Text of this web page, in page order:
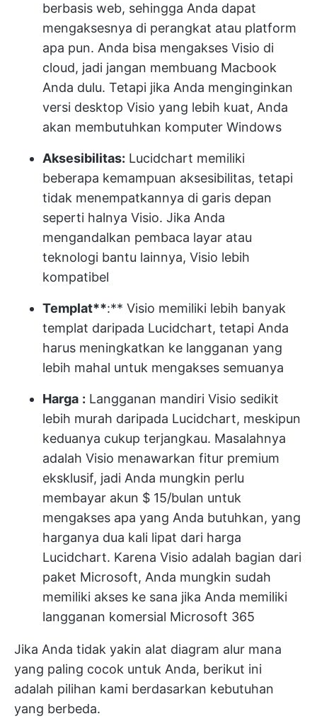
berbasis web, sehingga Anda dapat
mengaksesnya di perangkat atau platform
apa pun. Anda bisa mengakses Visio di
cloud, jadi jangan membuang Macbook
Anda dulu. Tetapi jika Anda menginginkan
versi desktop Visio yang lebih kuat, Anda
akan membutuhkan komputer Windows
Aksesibilitas: Lucidchart memiliki
beberapa kemampuan aksesibilitas, tetapi
tidak menempatkannya di garis depan
seperti halnya Visio. Jika Anda
mengandalkan pembaca layar atau
teknologi bantu lainnya, Visio lebih
kompatibel
Templat**:** Visio memiliki lebih banyak
templat daripada Lucidchart, tetapi Anda
harus meningkatkan ke langganan yang
lebih mahal untuk mengakses semuanya
Harga : Langganan mandiri Visio sedikit
lebih murah daripada Lucidchart, meskipun
keduanya cukup terjangkau. Masalahnya
adalah Visio menawarkan fitur premium
eksklusif, jadi Anda mungkin perlu
membayar akun $ 15/bulan untuk
mengakses apa yang Anda butuhkan, yang
harganya dua kali lipat dari harga
Lucidchart. Karena Visio adalah bagian dari
paket Microsoft, Anda mungkin sudah
memiliki akses ke sana jika Anda memiliki
langganan komersial Microsoft 365
Jika Anda tidak yakin alat diagram alur mana
yang paling cocok untuk Anda, berikut ini
adalah pilihan kami berdasarkan kebutuhan
yang berbeda.